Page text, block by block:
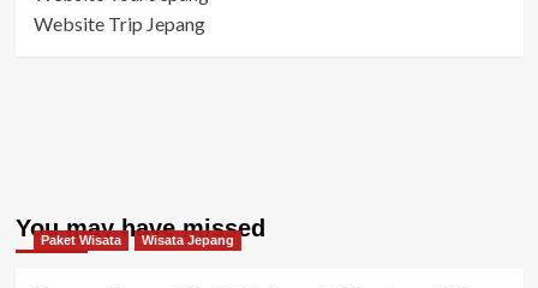
Website Trip Jepang
You may have missed
Paket Wisata Wisata Jepang